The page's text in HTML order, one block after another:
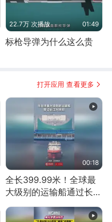
22.7万 次播放 01:49
标枪导弹为什么这么贵
打开应用 查看更多
00:18
全长399.99米！全球最
大级别的运输船通过长江